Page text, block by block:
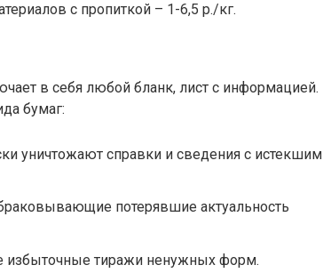
с пропиткой – 1-6,5 р./кг.
в себя любой бланк, лист с информацией.
бумаг:
уничтожают справки и сведения с истекшим
потерявшие актуальность
избыточные тиражи ненужных форм.